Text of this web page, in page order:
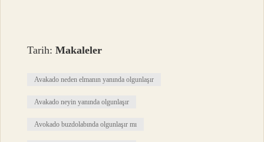
Tarih:Makaleler
Avakado neden elmanın yanında olgunlaşır
Avakado neyin yanında olgunlaşır
Avokado buzdolabında olgunlaşır mı